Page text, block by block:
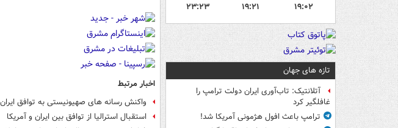
۱۹:۰۲
۱۹:۲۱
۲۳:۲۳
تازه های جهان
آتلانتیک: تاب‌آوری ایران دولت ترامپ را
غافلگیر کرد
ترامپ باعث افول هژمونی آمریکا شد!
اخبار مرتبط
واکنش رسانه های صهیونیستی به توافق ایران
استقبال استرالیا از توافق بین ایران و آمریکا